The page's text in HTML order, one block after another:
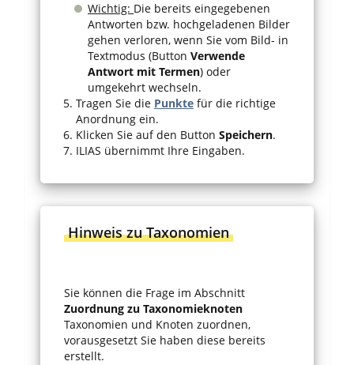
Wichtig: Die bereits eingegebenen
Antworten bzw. hochgeladenen Bilder
gehen verloren, wenn Sie vom Bild- in
Textmodus (Button Verwende
Antwort mit Termen) oder
umgekehrt wechseln.
Tragen Sie die Punkte für die richtige
Anordnung ein.
Klicken Sie auf den Button Speichern.
ILIAS übernimmt Ihre Eingaben.
Hinweis zu Taxonomien
Sie können die Frage im Abschnitt
Zuordnung zu Taxonomieknoten
Taxonomien und Knoten zuordnen,
vorausgesetzt Sie haben diese bereits
erstellt.